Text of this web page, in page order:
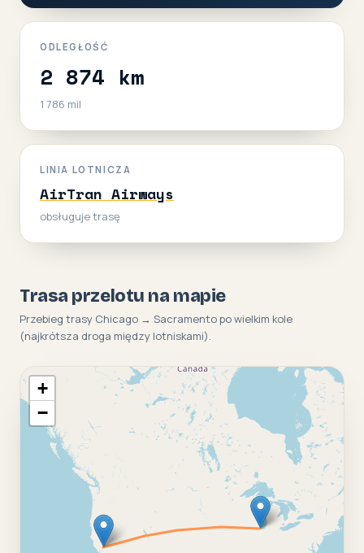
ODLEGŁOŚĆ
2 874 km
1 786 mil
LINIA LOTNICZA
AirTran Airways
obsługuje trasę
Trasa przelotu na mapie
Przebieg trasy Chicago → Sacramento po wielkim kole
(najkrótsza droga między lotniskami).
+
−